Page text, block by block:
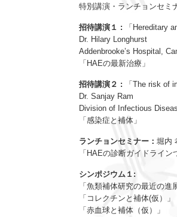
特別講演・ランチョンセミ
招待講演１ :
「Hereditary
Dr. Hilary Longhurst
Addenbrooke’s Hospital,
「HAEの最新治療」
招待講演２ :
「The risk of
Dr. Sanjay Ram
Division of Infectious
「感染症と補体」
ランチョンセミナー： 堀内
「HAEの診断ガイドライン
シンポジウム１:
「魚類補体研究の最
「コレクチンと
「赤血球と補体（仮）